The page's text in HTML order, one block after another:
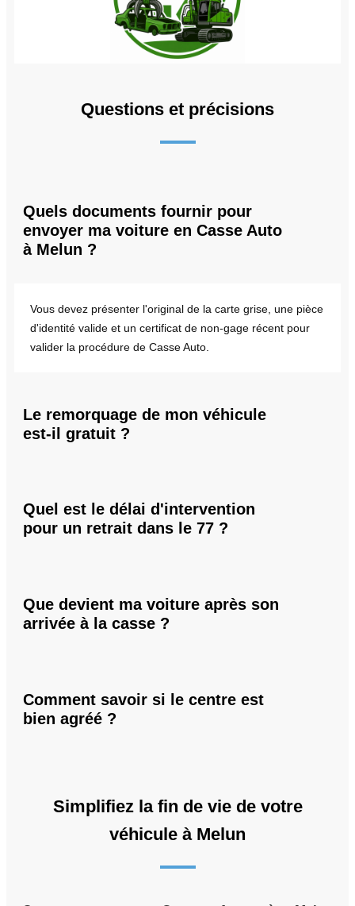
Questions et précisions
Quels documents fournir pour
envoyer ma voiture en Casse Auto
à Melun ?
Vous devez présenter l'original de la carte grise, une pièce
d'identité valide et un certificat de non-gage récent pour
valider la procédure de Casse Auto.
Le remorquage de mon véhicule
est-il gratuit ?
Quel est le délai d'intervention
pour un retrait dans le 77 ?
Que devient ma voiture après son
arrivée à la casse ?
Comment savoir si le centre est
bien agréé ?
Simplifiez la fin de vie de votre
véhicule à Melun